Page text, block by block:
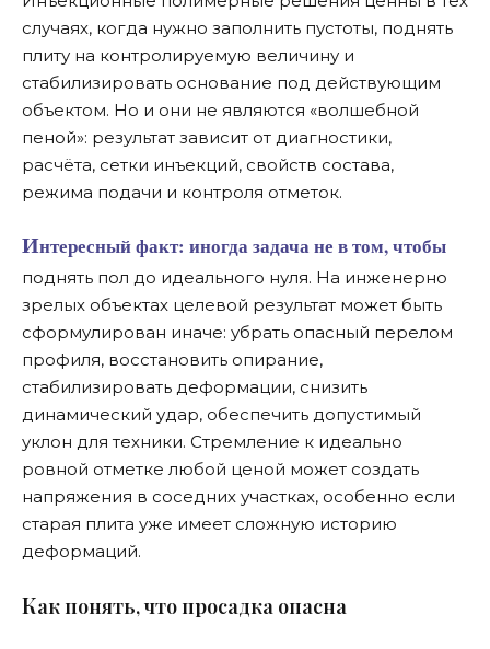
случаях, когда нужно заполнить пустоты, поднять
плиту на контролируемую величину и
стабилизировать основание под действующим
объектом. Но и они не являются «волшебной
пеной»: результат зависит от диагностики,
расчёта, сетки инъекций, свойств состава,
режима подачи и контроля отметок.
Интересный факт: иногда задача не в том, чтобы
поднять пол до идеального нуля. На инженерно
зрелых объектах целевой результат может быть
сформулирован иначе: убрать опасный перелом
профиля, восстановить опирание,
стабилизировать деформации, снизить
динамический удар, обеспечить допустимый
уклон для техники. Стремление к идеально
ровной отметке любой ценой может создать
напряжения в соседних участках, особенно если
старая плита уже имеет сложную историю
деформаций.
Как понять, что просадка опасна